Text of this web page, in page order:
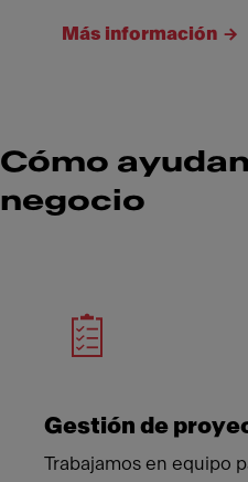
Más información
Cómo
negocio
Gestión de
Trabajamos en equipo